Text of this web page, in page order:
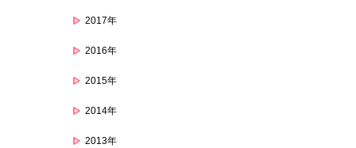
2017年
2016年
2015年
2014年
2013年